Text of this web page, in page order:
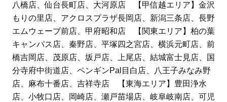
八橋店、仙台長町店、大河原店 【甲信越エリア】金沢
もりの里店、アクロスプラザ長岡店、新潟三条店、長野
エムウェーブ前店、甲府昭和店 【関東エリア】柏の葉
キャンパス店、秦野店、平塚四之宮店、横浜元町店、前
橋吉岡店、茂原店、坂戸店、上尾店、結城富士見店、国
分寺府中街道店、ペンギンPal目白店、八王子みなみ野
店、麻布十番店、吉祥寺店 【東海エリア】豊田浄水
店、小牧口店、岡崎店、瀬戸苗場店、岐阜岐南店、可児